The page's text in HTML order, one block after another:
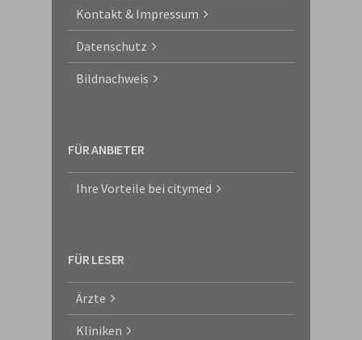
Kontakt & Impressum
Datenschutz
Bildnachweis
FÜR ANBIETER
Ihre Vorteile bei citymed
FÜR LESER
Ärzte
Kliniken